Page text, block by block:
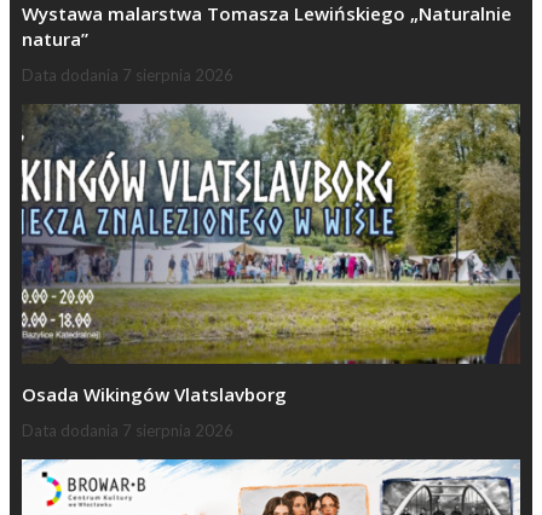
Wystawa malarstwa Tomasza Lewińskiego „Naturalnie
natura”
Data dodania 7 sierpnia 2026
Osada Wikingów Vlatslavborg
Data dodania 7 sierpnia 2026